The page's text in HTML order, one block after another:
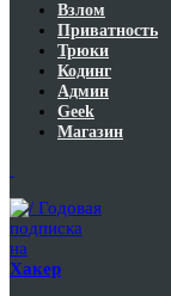
Взлом
Приватность
Трюки
Кодинг
Админ
Geek
Магазин
Годовая
подписка
на
Хакер